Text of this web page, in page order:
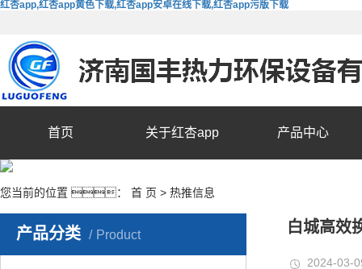
红杏app,红杏app黄色下载,红杏app安卓在线下载,红杏app污版下载
首页 关于红杏app 产品中心
您当前的位置 ： 首 页 > 热推信息
产品分类 Product 白城高效
2024-03-